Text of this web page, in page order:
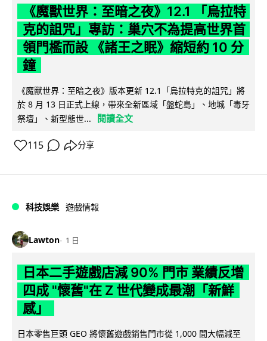
《魔獸世界：至暗之夜》12.1 「烏拉特
克的詛咒」專訪：巢穴不為提高世界首
領門檻而設 《諸王之眠》縮短約 10 分
鐘
《魔獸世界：至暗之夜》版本更新 12.1「烏拉特克的詛咒」將
於 8 月 13 日正式上線，帶來全新區域「盤蛇島」、地城「毒牙
祭壇」、新型態世...
閱讀全文
115 分享
科技娛樂 遊戲情報
Lawton 1 日
日本二手遊戲店減 90% 門市 業績反增
四成 "懷舊"在 Z 世代變成最潮「新鮮
感」
日本零售巨頭 GEO 將懷舊遊戲銷售門市從 1,000 間大幅減至